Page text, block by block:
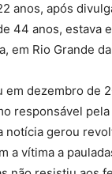
anos, após
44 anos, estava
em Rio Grande
em dezembro de
responsável
notícia gerou
a vítima a